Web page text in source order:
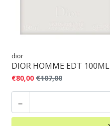
dior
DIOR HOMME EDT 100ML
€80,00 €107,00
-